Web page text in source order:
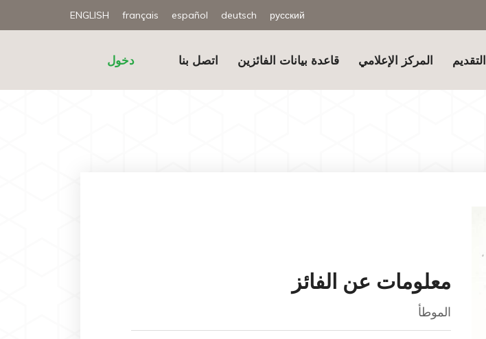
ENGLISH français español deutsch русский
التقديم المركز الإعلامي قاعدة بيانات الفائزين اتصل بنا دخول
معلومات عن الفائز
الموطأ